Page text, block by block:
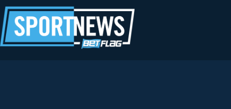
al
contenuto